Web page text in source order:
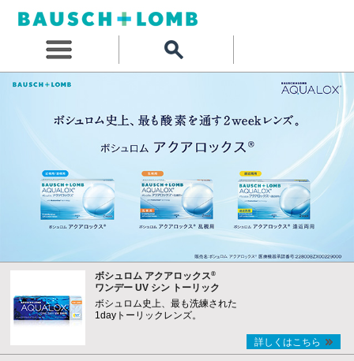
ボシュロム アクアロックス®
ワンデー UV シン トーリック
ボシュロム史上、最も洗練された
1dayトーリックレンズ。
詳しくはこちら